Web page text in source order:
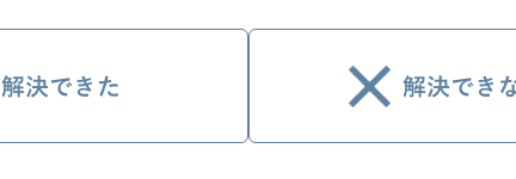
解決できた 解決でき